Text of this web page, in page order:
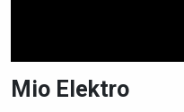
Mio Elektro